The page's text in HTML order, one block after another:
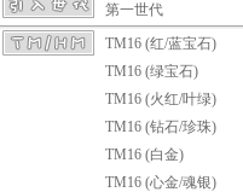
第一世代
TM16 (红/蓝宝石)
TM16 (绿宝石)
TM16 (火红/叶绿)
TM16 (钻石/珍珠)
TM16 (白金)
TM16 (心金/魂银)